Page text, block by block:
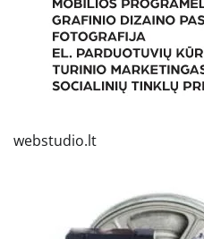
webstudio.lt